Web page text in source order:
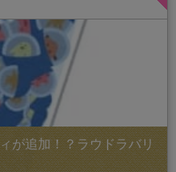
が追加！？ラウドラバリ